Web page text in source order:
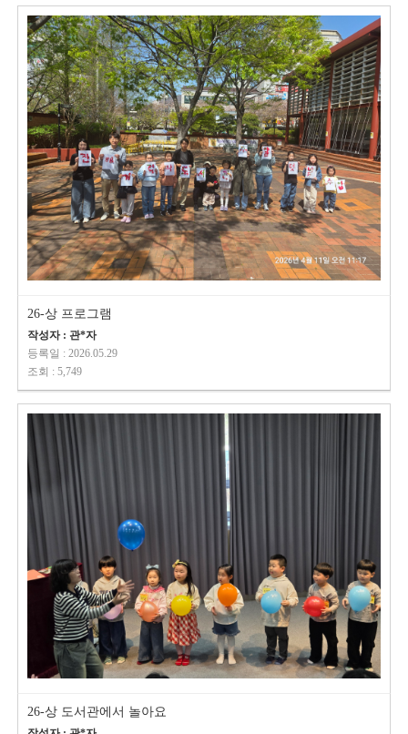
26-상 프로그램
작성자 : 관*자
등록일 : 2026.05.29
조회 : 5,749
26-상 도서관에서 놀아요